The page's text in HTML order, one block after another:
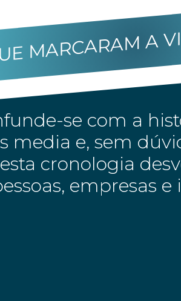
MARCARAM A
se com a
media e, sem
cronologia
empresas